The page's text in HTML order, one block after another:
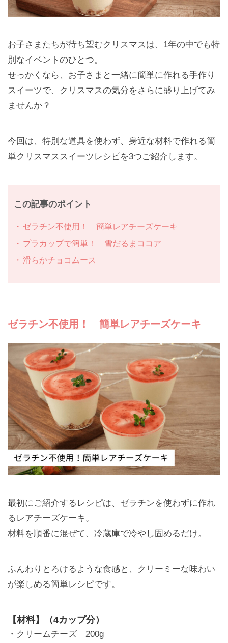
お子さまたちが待ち望むクリスマスは、1年の中でも特
別なイベントのひとつ。
せっかくなら、お子さまと一緒に簡単に作れる手作り
スイーツで、クリスマスの気分をさらに盛り上げてみ
ませんか？
今回は、特別な道具を使わず、身近な材料で作れる簡
単クリスマススイーツレシピを3つご紹介します。
この記事のポイント
ゼラチン不使用！ 簡単レアチーズケーキ
プラカップで簡単！ 雪だるまココア
滑らかチョコムース
ゼラチン不使用！ 簡単レアチーズケーキ
最初にご紹介するレシピは、ゼラチンを使わずに作れ
るレアチーズケーキ。
材料を順番に混ぜて、冷蔵庫で冷やし固めるだけ。
ふんわりとろけるような食感と、クリーミーな味わい
が楽しめる簡単レシピです。
【材料】（4カップ分）
・クリームチーズ 200g